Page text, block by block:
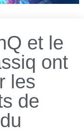
et le
ont
les
de